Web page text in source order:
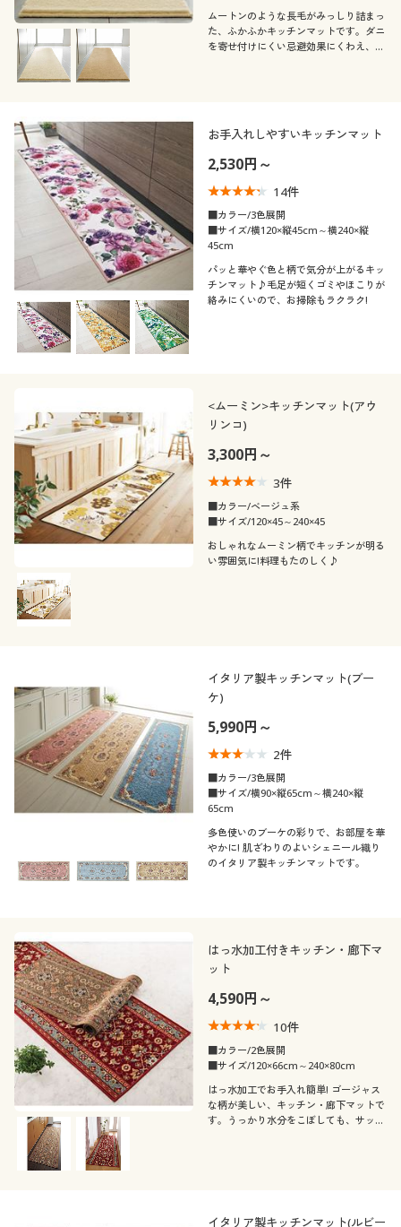
ムートンのような長毛がみっしり詰まっ
た、ふかふかキッチンマットです。ダニ
を寄せ付けにくい忌避効果にくわえ、菌
お手入れしやすいキッチンマット
2,530円～
14件
■カラー/3色展開
■サイズ/横120×縦45cm～横240×縦
45cm
パッと華やぐ色と柄で気分が上がるキッ
チンマット♪毛足が短くゴミやほこりが
絡みにくいので、お掃除もラクラク!
<ムーミン>キッチンマット(アウ
リンコ)
3,300円～
3件
■カラー/ベージュ系
■サイズ/120×45～240×45
おしゃれなムーミン柄でキッチンが明る
い雰囲気に!料理もたのしく♪
イタリア製キッチンマット(ブー
ケ)
5,990円～
2件
■カラー/3色展開
■サイズ/横90×縦65cm～横240×縦
65cm
多色使いのブーケの彩りで、お部屋を華
やかに! 肌ざわりのよいシェニール織り
のイタリア製キッチンマットです。
はっ水加工付きキッチン・廊下マ
ット
4,590円～
10件
■カラー/2色展開
■サイズ/120×66cm～240×80cm
はっ水加工でお手入れ簡単! ゴージャス
な柄が美しい、キッチン・廊下マットで
す。うっかり水分をこぼしても、サッと
イタリア製キッチンマット(ルビー